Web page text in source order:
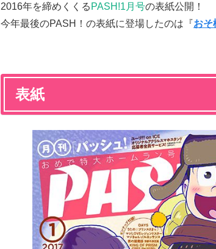
2016年を締めくくる PASH!1月号の表紙公開！
今年最後のPASH！の表紙に登場したのは『おそ
表紙